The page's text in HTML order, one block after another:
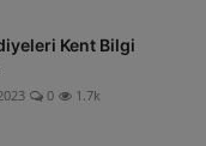
Kent Bilgi
0 1.7k